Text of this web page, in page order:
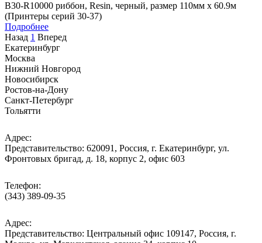
B30-R10000 риббон, Resin, черный, размер 110мм х 60.9м
(Принтеры серий 30-37)
Подробнее
Назад 1 Вперед
Екатеринбург
Москва
Нижний Новгород
Новосибирск
Ростов-на-Дону
Санкт-Петербург
Тольятти
Адрес:
Представительство: 620091, Россия, г. Екатеринбург, ул.
Фронтовых бригад, д. 18, корпус 2, офис 603
Телефон:
(343) 389-09-35
Адрес:
Представительство: Центральный офис 109147, Россия, г.